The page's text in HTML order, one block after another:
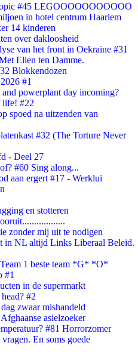
#45 LEGOOOOOOOOOOO
in hotel centrum Haarlem
14 kinderen
over dakloosheid
van het front in Oekraïne #31
Ellen ten Damme.
Blokkendozen
#1
powerplant day incoming?
life! #22
spoed na uitzenden van
#32 (The Torture Never
- Deel 27
#60 Sing along...
aan ergert #17 - Werklui
en stotteren
zonder mij uit te nodigen
in NL altijd Links Liberaal Beleid.
1 beste team *G* *O*
#1
in de supermarkt
#2
zwaar mishandeld
asielzoeker
#81 Horrorzomer
En soms goede